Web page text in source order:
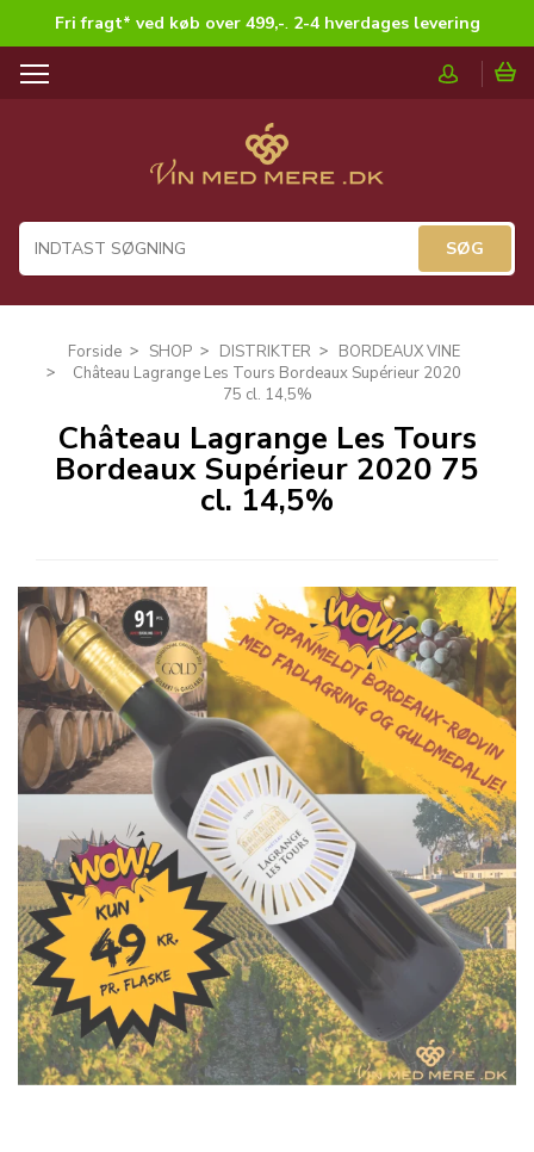
Fri fragt* ved køb over 499,-. 2-4 hverdages levering
T
a
i
Forside SHOP DISTRIKTER
BORDEAUX VINE
Château Lagrange Les Tours Bordeaux Supérieur 2020
75 cl. 14,5%
Château Lagrange Les Tours
Bordeaux Supérieur 2020 75
cl. 14,5%